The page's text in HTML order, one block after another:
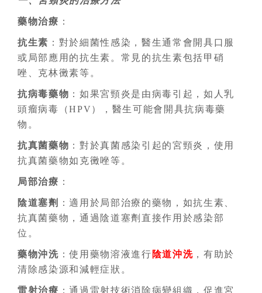
藥物治療 ：
抗生素 ：對於細菌性感染，醫生通常會開具口服
或局部應用的抗生素。常見的抗生素包括甲硝
唑、克林黴素等。
抗病毒藥物 ：如果宮頸炎是由病毒引起，如人乳
頭瘤病毒（HPV），醫生可能會開具抗病毒藥
物。
抗真菌藥物 ：對於真菌感染引起的宮頸炎，使用
抗真菌藥物如克黴唑等。
局部治療 ：
陰道塞劑
：適用於局部治療的藥物，如抗生素、
抗真菌藥物，通過陰道塞劑直接作用於感染部
位。
藥物沖洗 ：使用藥物溶液進行 陰道沖洗 ，有助於
清除感染源和減輕症狀。
雷射治療 ：通過雷射技術消除病變組織，促進宮